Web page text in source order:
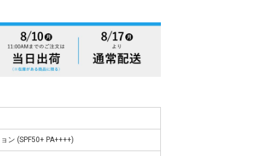
ン (SPF50+ PA++++)